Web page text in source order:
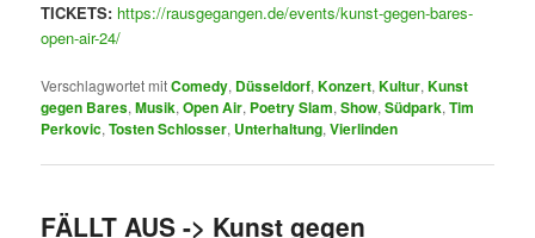
TICKETS: https://rausgegangen.de/events/kunst-gegen-bares-
open-air-24/
Verschlagwortet mitComedy, Düsseldorf,Konzert,Kultur,Kunst
gegen Bares,Musik,Open Air, Poetry Slam,Show,Südpark,Tim
Perkovic,Tosten Schlosser, Unterhaltung,Vierlinden
FÄLLT AUS -> Kunst gegen